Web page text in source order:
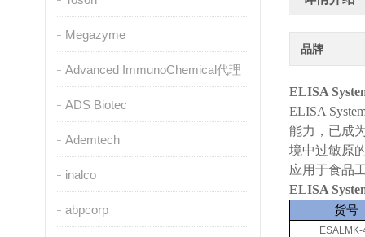
Megazyme
Advanced ImmunoChemical代理
ADS Biotec
Ademtech
inalco
abpcorp
品牌
ELISA
ELISA
能力，已成
境中过敏原
应用于食品
ELISA
货号
ESALMK-